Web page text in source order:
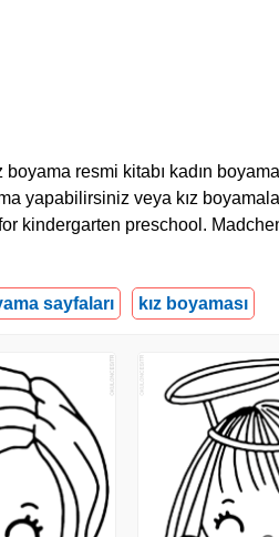
resmi kitabı kadın
yapabilirsiniz veya kız
kindergarten preschool.
sayfaları kız boyaması